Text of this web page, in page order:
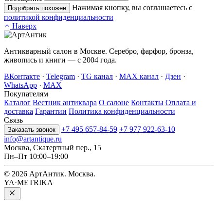
Подобрать похожее
Нажимая кнопку, вы соглашаетесь с
политикой конфиденциальности
Наверх
Антикварный салон в Москве. Серебро, фарфор, бронза,
живопись и книги — с 2004 года.
ВКонтакте · Telegram · TG канал · MAX канал · Дзен ·
WhatsApp · MAX
Покупателям
Каталог Вестник антиквара О салоне Контакты Оплата и
доставка Гарантии Политика конфиденциальности
Связь
Заказать звонок +7 495 657-84-59 +7 977 922-63-10
info@artantique.ru
Москва, Скатертный пер., 15
Пн–Пт 10:00–19:00
© 2026 АртАнтик. Москва.
YA·METRIKA